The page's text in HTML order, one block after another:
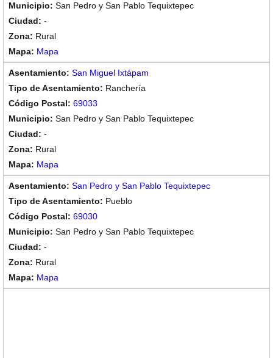
San Pedro y San Pablo Tequixtepec
-
Rural
Mapa
San Miguel Ixtápam
Ranchería
69033
San Pedro y San Pablo Tequixtepec
-
Rural
Mapa
San Pedro y San Pablo Tequixtepec
Pueblo
69030
San Pedro y San Pablo Tequixtepec
-
Rural
Mapa